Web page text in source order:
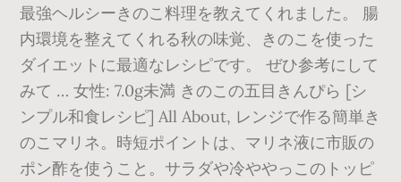
最強ヘルシーきのこ料理を教えてくれました。 腸
内環境を整えてくれる秋の味覚、きのこを使った
ダイエットに最適なレシピです。 ぜひ参考にして
みて … 女性: 7.0g未満 きのこの五目きんぴら [シ
ンプル和食レシピ] All About, レンジで作る簡単き
のこマリネ。時短ポイントは、マリネ液に市販の
ポン酢を使うこと。サラダや冷ややっこのトッピ